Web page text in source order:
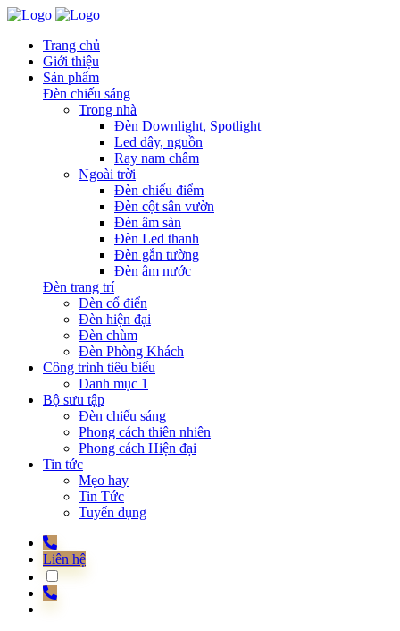
Trang chủ
Giới thiệu
Sản phẩm
Đèn chiếu sáng
Trong nhà
Đèn Downlight, Spotlight
Led dây, nguồn
Ray nam châm
Ngoài trời
Đèn chiếu điểm
Đèn cột sân vườn
Đèn âm sàn
Đèn Led thanh
Đèn gắn tường
Đèn âm nước
Đèn trang trí
Đèn cổ điển
Đèn hiện đại
Đèn chùm
Đèn Phòng Khách
Công trình tiêu biểu
Danh mục 1
Bộ sưu tập
Đèn chiếu sáng
Phong cách thiên nhiên
Phong cách Hiện đại
Tin tức
Mẹo hay
Tin Tức
Tuyển dụng
Liên hệ